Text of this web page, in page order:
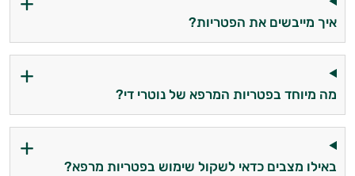
איך מייבשים את הפטריות?
מה מיוחד בפטריות המרפא של נוטרי די?
באילו מצבים כדאי לשקול שימוש בפטריות מרפא?